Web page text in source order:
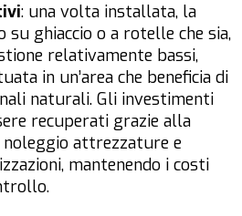
: una volta installata, la
ghiaccio o a rotelle che sia,
relativamente bassi,
in un’area che beneficia di
naturali. Gli investimenti
recuperati grazie alla
attrezzature e
mantenendo i costi